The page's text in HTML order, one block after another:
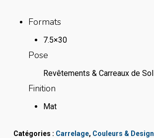
Formats
7.5×30
Pose
Revêtements & Carreaux de Sol
Finition
Mat
Catégories : Carrelage, Couleurs & Design